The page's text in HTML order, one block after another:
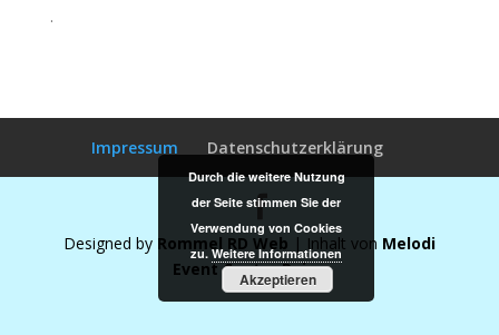
.
Impressum Datenschutzerklärung
Designed by Rommel RD Web | Inhalt von Melodi
Event Center Peine
Durch die weitere Nutzung
der Seite stimmen Sie der
Verwendung von Cookies
zu.Weitere Informationen
Akzeptieren